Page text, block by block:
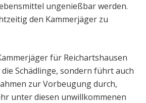
ungenießbar werden.
den Kammerjäger zu
für Reichartshausen
Schädlinge, sondern führt auch
zur Vorbeugung durch,
unter diesen unwillkommenen